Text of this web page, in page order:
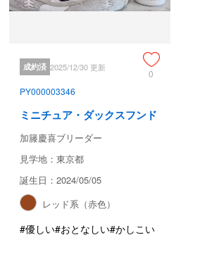
成約済 2025/12/30 更新
0
PY000003346
ミニチュア・ダックスフンド
加籐慶喜ブリーダー
見学地：東京都
誕生日：2024/05/05
レッド系（赤色）
#優しい#おとなしい#かしこい